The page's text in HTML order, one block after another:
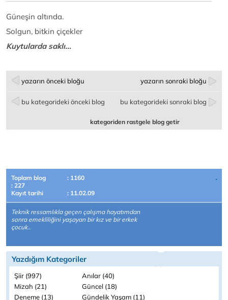
Güneşin altında.
Solgun, bitkin çiçekler
Kuytularda saklı...
yazarın önceki bloğu yazarın sonraki bloğu
bu kategorideki önceki blog bu kategorideki sonraki blog
kategoriden rastgele blog getir
Toplam blog
: 1160
: 227
Kayıt tarihi
: 11.02.09
Teknik ressamlıkla geçen çalışma hayatımdan
sonra emekliliğini yaşayan bir kız ve bir erkek
çocuk..
Yazdığım Kategoriler
Şiir (997)
Anılar (40)
Mizah (21)
Güncel (18)
Deneme (13)
Gündelik Yaşam (11)